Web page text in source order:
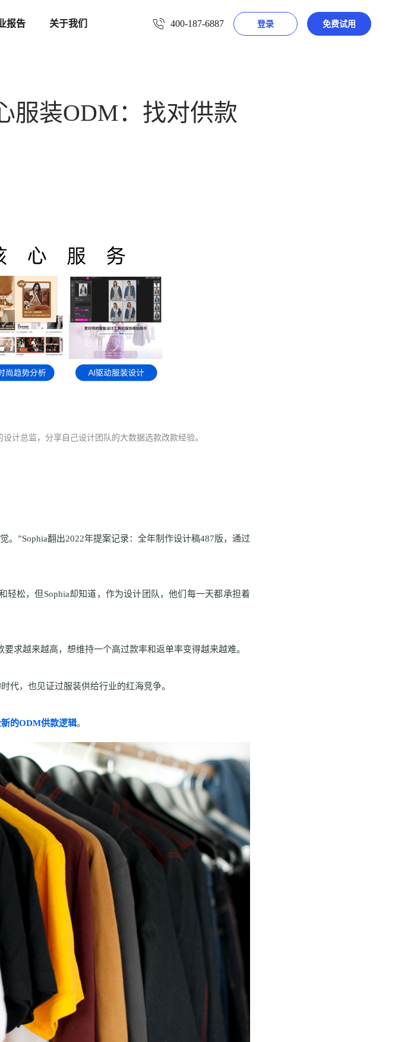
报告 关于我们 400-187-6887 登录 免费试用
服装ODM：找对供款
设计总监，分享自己设计团队的大数据选款改款经验。
”Sophia翻出2022年提案记录：全年制作设计稿487版，通过
松，但Sophia却知道，作为设计团队，他们每一天都承担着
求越来越高，想维持一个高过款率和返单率变得越来越难。
代，也见证过服装供给行业的红海竞争。
的ODM供款逻辑。